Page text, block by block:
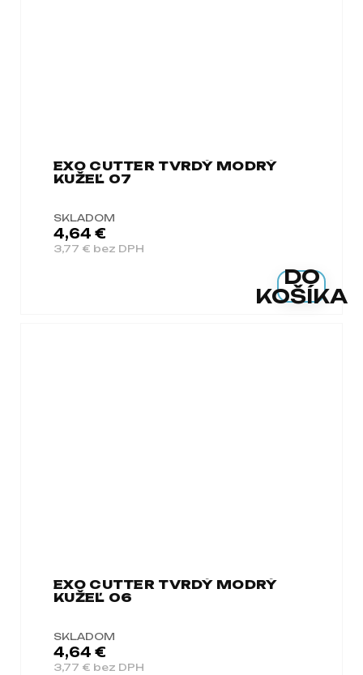
EXO CUTTER TVRDÝ MODRÝ
KUŽEĽ 07
SKLADOM
3,77 € bez DPH
4,64 €
DO
KOŠÍKA
EXO CUTTER TVRDÝ MODRÝ
KUŽEĽ 06
SKLADOM
3,77 € bez DPH
4,64 €